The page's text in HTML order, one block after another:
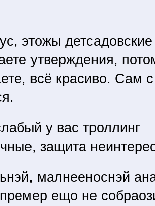
этожы
утверждения,
всё красиво. Сам
у вас троллинг
защита
малнееноснэй
ещо не